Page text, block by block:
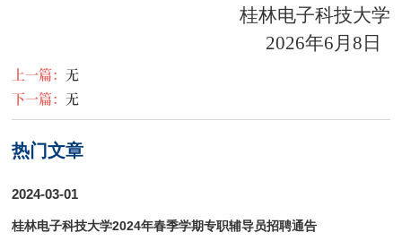
上一篇： 无
下一篇： 无
热门文章
2024-03-01
桂林电子科技大学2024年春季学期专职辅导员招聘通告
桂林电子科技大学
2026年6月 8 日